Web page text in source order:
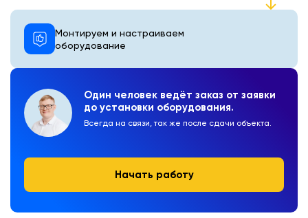
Один человек ведёт заказ от заявки
до установки оборудования.
Всегда на связи, так же после сдачи объекта.
Начать работу
Монтируем и настраиваем
оборудование